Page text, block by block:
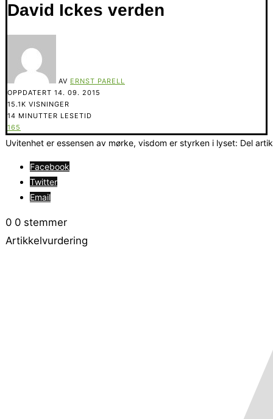
David Ickes verden
AV ERNST PARELL
OPPDATERT 14. 09. 2015
15.1K VISNINGER
14 MINUTTER LESETID
165
Uvitenhet er essensen av mørke, visdom er styrken i lyset: Del
Facebook
Twitter
Email
0 0 stemmer
Artikkelvurdering